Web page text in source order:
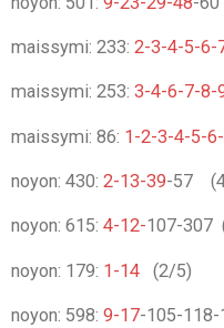
maissymi: 233: 2-3-4-5-6-
maissymi: 253: 3-4-6-7-8-
maissymi: 86: 1-2-3-4-5-
noyon: 430: 2-13-39-57
noyon: 615: 4-12-107-307
noyon: 179: 1-14 (2/5)
noyon: 598: 9-17-105-